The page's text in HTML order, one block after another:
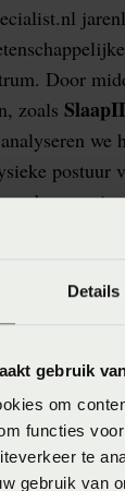
Details
gebruik
om
functies
te
gebruik van
Door
zoals
we
postuur
deze
voor